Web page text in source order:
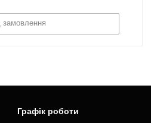
замовлення
Графік роботи